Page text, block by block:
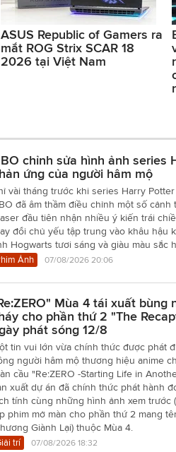
ASUS Republic of Gamers ra
mắt ROG Strix SCAR 18
2026 tại Việt Nam
chỉnh sửa hình ảnh series
ứng của người hâm mộ
vài tháng trước khi series Harry
đã âm thầm điều chỉnh một số cảnh
đầu tiên nhận nhiều ý kiến trái
đổi chủ yếu tập trung vào khâu hậu
Hogwarts tươi sáng và giàu màu sắc
Ảnh
07/08/2026 20:06
Mùa 4 tái xuất bùng
cho phần thứ 2 "The
phát sóng 12/8
tin vui lớn vừa chính thức được phát
người hâm mộ thương hiệu anime
cầu "Re:ZERO -Starting Life in
xuất dự án đã chính thức phát hành
tính cùng những hình ảnh xem trước
phim mở màn cho phần thứ 2 mang
Giành Lại) thuộc Mùa 4.
trí
07/08/2026 18:32